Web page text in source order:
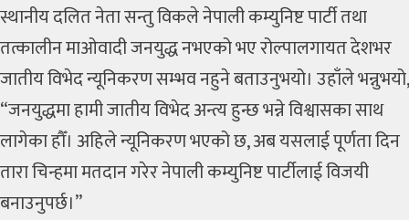
स्थानीय दलित नेता सन्तु विकले नेपाली कम्युनिष्ट पार्टी तथा
तत्कालीन माओवादी जनयुद्ध नभएको भए रोल्पालगायत देशभर
जातीय विभेद न्यूनिकरण सम्भव नहुने बताउनुभयो। उहाँले भन्नुभयो,
“जनयुद्धमा हामी जातीय विभेद अन्त्य हुन्छ भन्ने विश्वासका साथ
लागेका हौँ। अहिले न्यूनिकरण भएको छ, अब यसलाई पूर्णता दिन
तारा चिन्हमा मतदान गरेर नेपाली कम्युनिष्ट पार्टीलाई विजयी
बनाउनुपर्छ।”